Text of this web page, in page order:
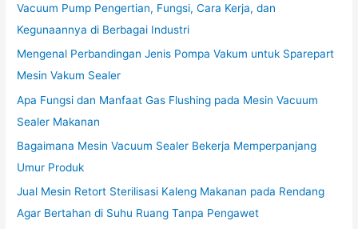
Vacuum Pump Pengertian, Fungsi, Cara Kerja, dan
Kegunaannya di Berbagai Industri
Mengenal Perbandingan Jenis Pompa Vakum untuk Sparepart
Mesin Vakum Sealer
Apa Fungsi dan Manfaat Gas Flushing pada Mesin Vacuum
Sealer Makanan
Bagaimana Mesin Vacuum Sealer Bekerja Memperpanjang
Umur Produk
Jual Mesin Retort Sterilisasi Kaleng Makanan pada Rendang
Agar Bertahan di Suhu Ruang Tanpa Pengawet